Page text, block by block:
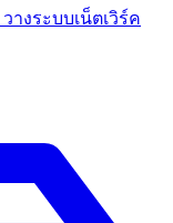
วางระบบเน็ตเวิร์ค